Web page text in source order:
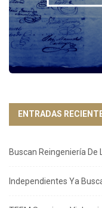
ENTRADAS
Buscan Reingeniería De
Independientes Ya